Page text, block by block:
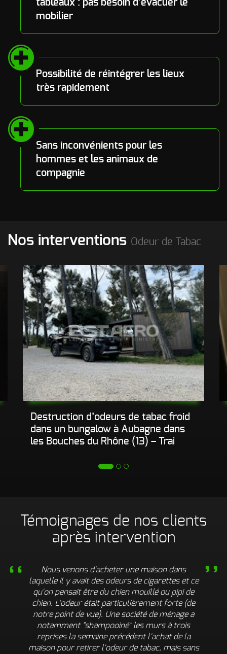
tableaux : pas besoin d’évacuer le
mobilier
Possibilité de réintégrer les lieux
très rapidement
Sans inconvénients pour les
hommes et les animaux de
compagnie
Nos interventions Odeur de Tabac
Destruction d’odeurs de tabac froid
dans un bungalow à Aubagne dans
les Bouches du Rhône (13) – Trai
Témoignages de nos clients
après intervention
Nous venons d'acheter une maison dans
laquelle il y avait des odeurs de cigarettes et ce
qu'on pensait être du chien mouillé ou pipi de
chien. L'odeur était particulièrement forte (de
notre point de vue). Une société de ménage a
notamment "shampooiné" les murs à trois
reprises la semaine précédent l'achat de la
maison pour retirer l'odeur de tabac, mais sans